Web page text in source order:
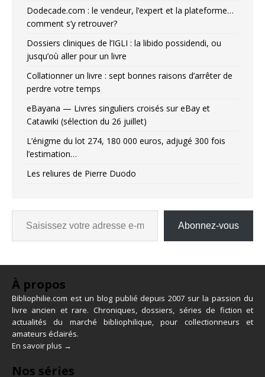
Dodecade.com : le vendeur, l’expert et la plateforme…
comment s’y retrouver?
Dossiers cliniques de l’IGLI : la libido possidendi, ou
jusqu’où aller pour un livre
Collationner un livre : sept bonnes raisons d’arrêter de
perdre votre temps
eBayana — Livres singuliers croisés sur eBay et
Catawiki (sélection du 26 juillet)
L’énigme du lot 274, 180 000 euros, adjugé 300 fois
l’estimation…
Les reliures de Pierre Duodo
Abonnez-vous
À propos
Bibliophilie.com est un blog publié depuis 2007 sur la passion du
livre ancien et rare. Chroniques, dossiers, séries de fiction et
actualités du marché bibliophilique, pour collectionneurs et
amateurs éclairés.
En savoir plus →
Nos séries